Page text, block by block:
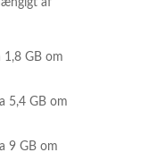
af
1,8 GB om
5,4 GB om
9 GB om